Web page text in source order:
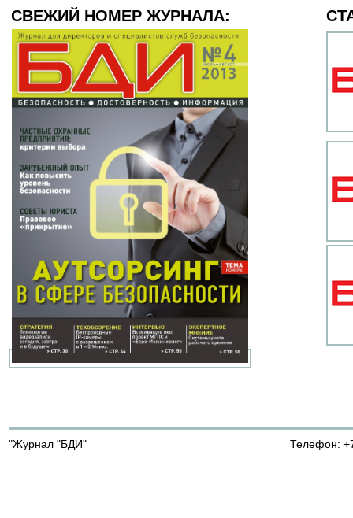
СВЕЖИЙ НОМЕР ЖУРНАЛА:
"Журнал "БДИ" Телефон: